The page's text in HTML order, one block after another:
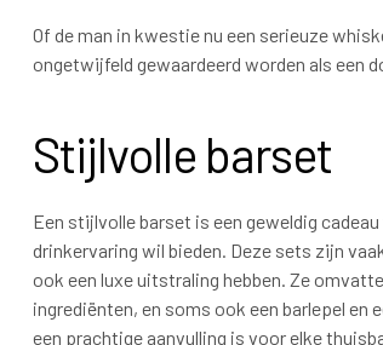
Of de man in kwestie nu een serieuze
ongetwijfeld gewaardeerd worden als een
Stijlvolle barset
Een stijlvolle barset is een geweldig
drinkervaring wil bieden. Deze sets zijn
ook een luxe uitstraling hebben. Ze
ingrediënten, en soms ook een barlepel
een prachtige aanvulling is voor elke